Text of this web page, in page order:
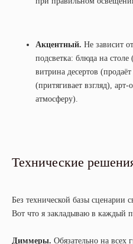
Акцентный. Не зависит
подсветка: блюда на столе
витрина десертов
(притягивает взгляд),
атмосферу).
Технические
Без технической базы сценарии
Вот что я закладываю в каждый
Диммеры. Обязательно на всех